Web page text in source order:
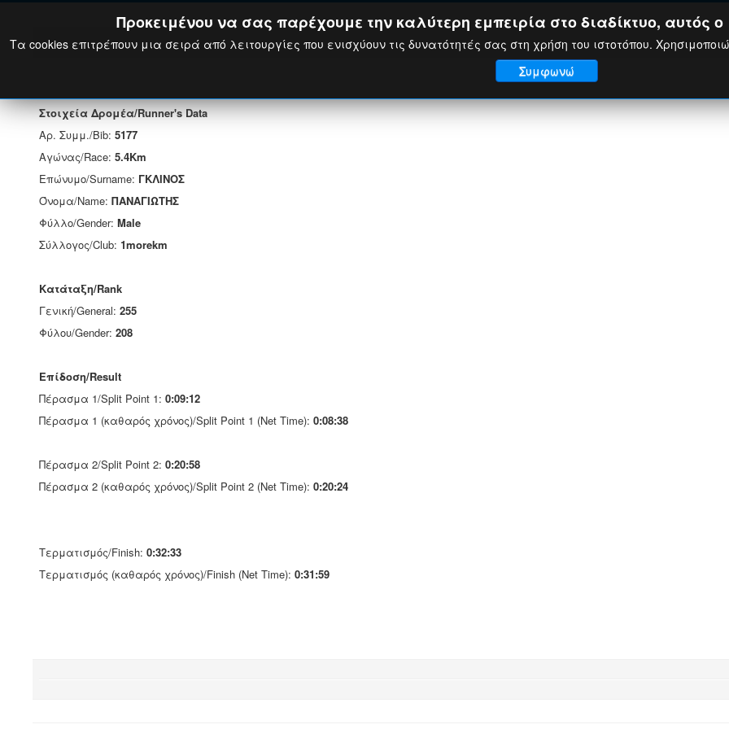
Στοιχεία Δρομέα/Runner's Data
Αρ. Συμμ./Bib: 5177
Αγώνας/Race: 5.4Km
Επώνυμο/Surname: ΓΚΛΙΝΟΣ
Όνομα/Name: ΠΑΝΑΓΙΩΤΗΣ
Φύλλο/Gender: Male
Σύλλογος/Club: 1morekm
Κατάταξη/Rank
Γενική/General: 255
Φύλου/Gender: 208
Επίδοση/Result
Πέρασμα 1/Split Point 1: 0:09:12
Πέρασμα 1 (καθαρός χρόνος)/Split Point 1 (Net Time): 0:08:38
Πέρασμα 2/Split Point 2: 0:20:58
Πέρασμα 2 (καθαρός χρόνος)/Split Point 2 (Net Time): 0:20:24
Τερματισμός/Finish: 0:32:33
Τερματισμός (καθαρός χρόνος)/Finish (Net Time): 0:31:59
Προκειμένου να σας παρέχουμε την καλύτερη εμπειρία στο διαδίκτυο, αυτός ο
Τα cookies επιτρέπουν μια σειρά από λειτουργίες που ενισχύουν τις δυνατότητές σας στη χρήση του ιστοτόπου.
Συμφωνώ